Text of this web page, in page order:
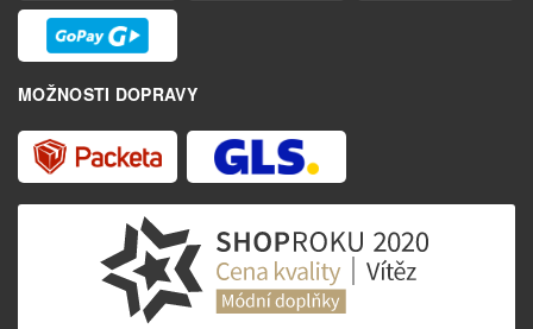
MOŽNOSTI DOPRAVY